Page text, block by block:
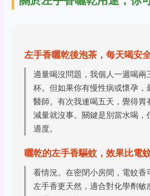
左手香曬乾後泡茶，每天喝安
適量喝沒問題，我個人一週喝兩
杯。但如果你有慢性病或懷孕，
醫師。有次我連喝五天，覺得胃
減量就沒事。關鍵是別當水喝，
適度。
曬乾的左手香驅蚊，效果比電
看情況。在密閉小房間，電蚊香
左手香更天然，適合對化學劑敏